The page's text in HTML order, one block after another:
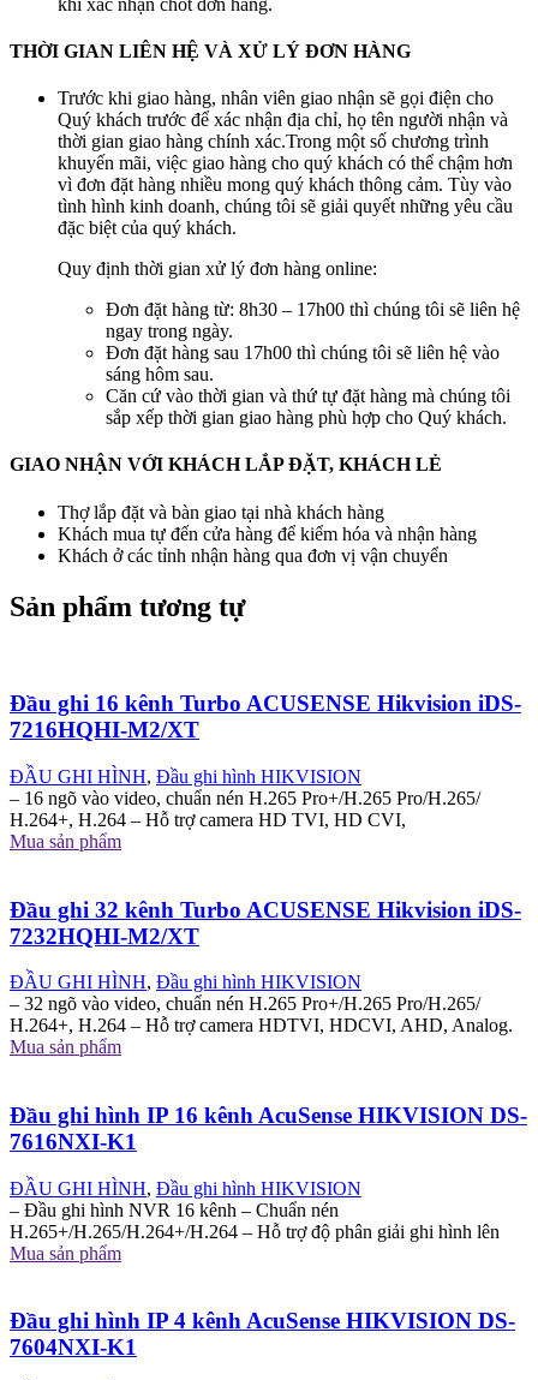
THỜI GIAN LIÊN HỆ VÀ XỬ LÝ ĐƠN HÀNG
Trước khi giao hàng, nhân viên giao nhận sẽ gọi điện cho
Quý khách trước để xác nhận địa chỉ, họ tên người nhận và
thời gian giao hàng chính xác.Trong một số chương trình
khuyến mãi, việc giao hàng cho quý khách có thể chậm hơn
vì đơn đặt hàng nhiều mong quý khách thông cảm. Tùy vào
tình hình kinh doanh, chúng tôi sẽ giải quyết những yêu cầu
đặc biệt của quý khách.
Quy định thời gian xử lý đơn hàng online:
Đơn đặt hàng từ: 8h30 – 17h00 thì chúng tôi sẽ liên hệ
ngay trong ngày.
Đơn đặt hàng sau 17h00 thì chúng tôi sẽ liên hệ vào
sáng hôm sau.
Căn cứ vào thời gian và thứ tự đặt hàng mà chúng tôi
sắp xếp thời gian giao hàng phù hợp cho Quý khách.
GIAO NHẬN VỚI KHÁCH LẮP ĐẶT, KHÁCH LẺ
Thợ lắp đặt và bàn giao tại nhà khách hàng
Khách mua tự đến cửa hàng để kiểm hóa và nhận hàng
Khách ở các tỉnh nhận hàng qua đơn vị vận chuyển
Sản phẩm tương tự
Đầu ghi 16 kênh Turbo ACUSENSE Hikvision iDS-
7216HQHI-M2/XT
ĐẦU GHI HÌNH, Đầu ghi hình HIKVISION
– 16 ngõ vào video, chuẩn nén H.265 Pro+/H.265 Pro/H.265/
H.264+, H.264 – Hỗ trợ camera HD TVI, HD CVI,
Mua sản phẩm
Đầu ghi 32 kênh Turbo ACUSENSE Hikvision iDS-
7232HQHI-M2/XT
ĐẦU GHI HÌNH, Đầu ghi hình HIKVISION
– 32 ngõ vào video, chuẩn nén H.265 Pro+/H.265 Pro/H.265/
H.264+, H.264 – Hỗ trợ camera HDTVI, HDCVI, AHD, Analog.
Mua sản phẩm
Đầu ghi hình IP 16 kênh AcuSense HIKVISION DS-
7616NXI-K1
ĐẦU GHI HÌNH, Đầu ghi hình HIKVISION
– Đầu ghi hình NVR 16 kênh – Chuẩn nén
H.265+/H.265/H.264+/H.264 – Hỗ trợ độ phân giải ghi hình lên
Mua sản phẩm
Đầu ghi hình IP 4 kênh AcuSense HIKVISION DS-
7604NXI-K1